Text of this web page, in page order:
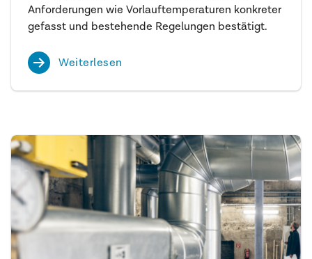
Anforderungen wie Vorlauftemperaturen konkreter
gefasst und bestehende Regelungen bestätigt.
Weiterlesen